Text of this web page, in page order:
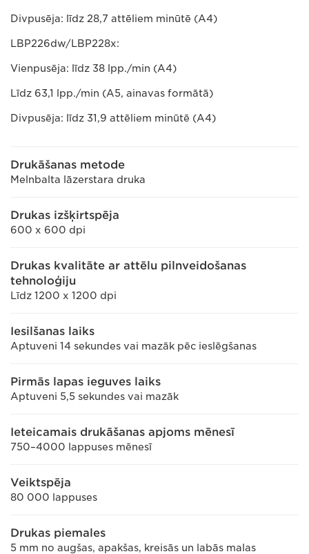
Divpusēja: līdz 28,7 attēliem minūtē (A4)
LBP226dw/LBP228x:
Vienpusēja: līdz 38 lpp./min (A4)
Līdz 63,1 lpp./min (A5, ainavas formātā)
Divpusēja: līdz 31,9 attēliem minūtē (A4)
Drukāšanas metode
Melnbalta lāzerstara druka
Drukas izšķirtspēja
600 x 600 dpi
Drukas kvalitāte ar attēlu pilnveidošanas
tehnoloģiju
Līdz 1200 x 1200 dpi
Iesilšanas laiks
Aptuveni 14 sekundes vai mazāk pēc ieslēgšanas
Pirmās lapas ieguves laiks
Aptuveni 5,5 sekundes vai mazāk
Ieteicamais drukāšanas apjoms mēnesī
750–4000 lappuses mēnesī
Veiktspēja
80 000 lappuses
Drukas piemales
5 mm no augšas, apakšas, kreisās un labās malas